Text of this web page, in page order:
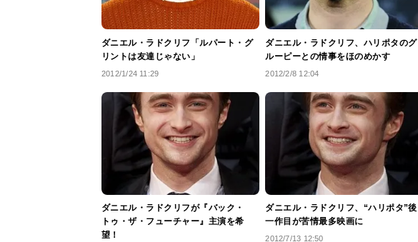
ダニエル・ラドクリフ「ルパート・グ
リントは友達じゃない」
2012/1/24 11:29
ダニエル・ラドクリフ、ハリポタのグ
ルーピーとの情事をほのめかす
2012/2/8 12:04
ダニエル・ラドクリフが『バック・
トゥ・ザ・フューチャー』主演を希
望！
ダニエル・ラドクリフ、“ハリポタ”後
一作目が苦情最多映画に
2012/7/13 12:50